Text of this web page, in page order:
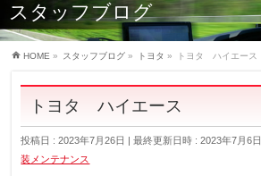
スタッフブログ
HOME » スタッフブログ » トヨタ » トヨタ ハイエース
トヨタ ハイエース
投稿日 : 2023年7月26日 最終更新日時 : 2023年7月6日
装メンテナンス